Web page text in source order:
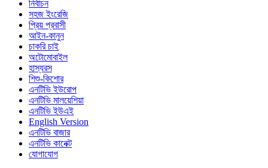
নির্বাচন
সহজ ইংরেজি
প্রিয় প্রবাসী
আইন-কানুন
চাকরি চাই
অটোমোবাইল
হাস্যরস
শিশু-কিশোর
এনটিভি ইউরোপ
এনটিভি মালয়েশিয়া
এনটিভি ইউএই
English Version
এনটিভি বাজার
এনটিভি কানেক্ট
যোগাযোগ